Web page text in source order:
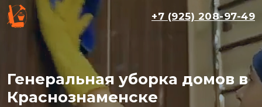
+7 (925) 208-97-49
Генеральная уборка домов в
Краснознаменске